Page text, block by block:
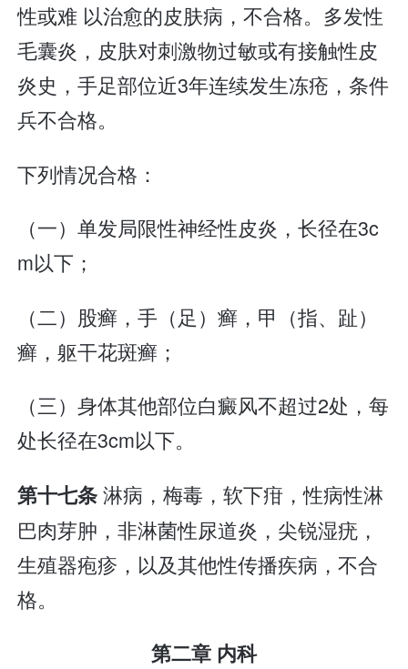
性或难 以治愈的皮肤病，不合格。多发性
毛囊炎，皮肤对刺激物过敏或有接触性皮
炎史，手足部位近3年连续发生冻疮，条件
兵不合格。
下列情况合格：
（一）单发局限性神经性皮炎，长径在3c
m以下；
（二）股癣，手（足）癣，甲（指、趾）
癣，躯干花斑癣；
（三）身体其他部位白癜风不超过2处，每
处长径在3cm以下。
第十七条淋病，梅毒，软下疳，性病性淋
巴肉芽肿，非淋菌性尿道炎，尖锐湿疣，
生殖器疱疹，以及其他性传播疾病，不合
格。
第二章 内科